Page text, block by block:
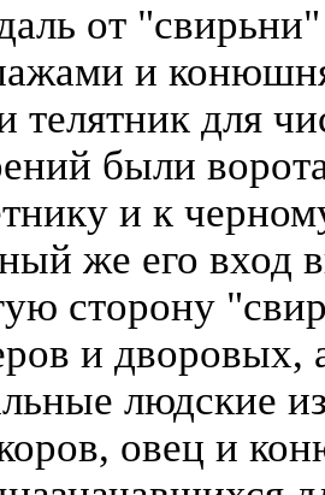
от
и
телятник для
были
и к
же его вход
сторону
и дворовых,
людские
овец и